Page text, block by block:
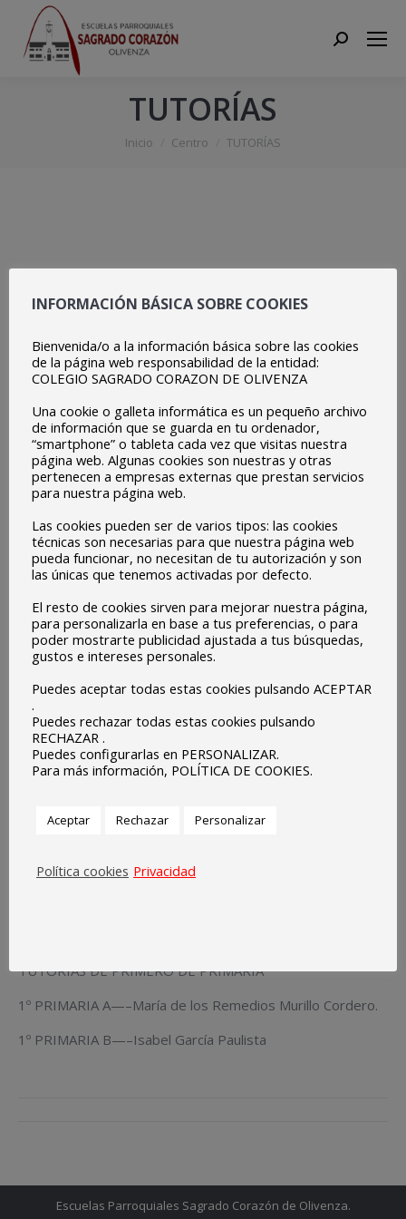
Search:
TUTORÍAS
Estás aquí:
Inicio Centro TUTORÍAS
TUTORÍAS DE EDUCACIÓN INFANTIL
3 AÑOS A—– Maria del Carmen Rodríguez Díaz.
4 AÑOS A—–Francisca Núñez López.
4 AÑOS B—— Josefa Benítez Perera.
TUTORÍAS DE PRIMERO DE PRIMARIA
1º PRIMARIA A—–María de los Remedios Murillo Cordero.
1º PRIMARIA B—–Isabel García Paulista
entradas
Escuelas Parroquiales Sagrado Corazón de Olivenza.
INFORMACIÓN BÁSICA SOBRE COOKIES
Bienvenida/o a la información básica sobre las cookies
de la página web responsabilidad de la entidad:
COLEGIO SAGRADO CORAZON DE OLIVENZA
Una cookie o galleta informática es un pequeño archivo
de información que se guarda en tu ordenador,
“smartphone” o tableta cada vez que visitas nuestra
página web. Algunas cookies son nuestras y otras
pertenecen a empresas externas que prestan servicios
para nuestra página web.
Las cookies pueden ser de varios tipos: las cookies
técnicas son necesarias para que nuestra página web
pueda funcionar, no necesitan de tu autorización y son
las únicas que tenemos activadas por defecto.
El resto de cookies sirven para mejorar nuestra página,
para personalizarla en base a tus preferencias, o para
poder mostrarte publicidad ajustada a tus búsquedas,
gustos e intereses personales.
Puedes aceptar todas estas cookies pulsando ACEPTAR
.
Puedes rechazar todas estas cookies pulsando
RECHAZAR .
Puedes configurarlas en PERSONALIZAR.
Para más información, POLÍTICA DE COOKIES.
Aceptar Rechazar Personalizar
Política cookies Privacidad